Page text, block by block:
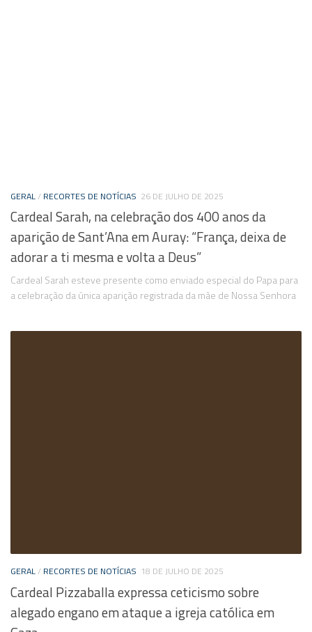
GERAL/ RECORTES DE NOTÍCIAS 26 DE JULHO DE 2025
Cardeal Sarah, na celebração dos 400 anos da
aparição de Sant’Ana em Auray: “França, deixa de
adorar a ti mesma e volta a Deus”
Cardeal Sarah esteve presente como enviado especial do Papa para
a celebração da única aparição registrada da mãe de Nossa Senhora
GERAL/ RECORTES DE NOTÍCIAS 18 DE JULHO DE 2025
Cardeal Pizzaballa expressa ceticismo sobre
alegado engano em ataque a igreja católica em